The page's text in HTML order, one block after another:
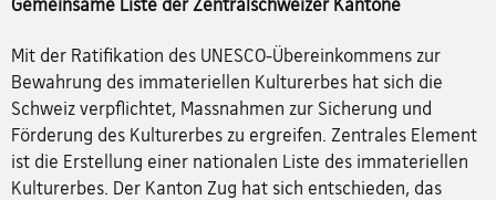
Gemeinsame Liste der Zentralschweizer Kantone
Mit der Ratifikation des UNESCO-Übereinkommens zur
Bewahrung des immateriellen Kulturerbes hat sich die
Schweiz verpflichtet, Massnahmen zur Sicherung und
Förderung des Kulturerbes zu ergreifen. Zentrales Element
ist die Erstellung einer nationalen Liste des immateriellen
Kulturerbes. Der Kanton Zug hat sich entschieden, das